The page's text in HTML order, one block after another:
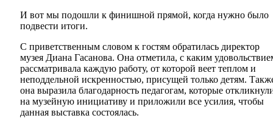
И вот мы подошли к финишной прямой, когда нужно было
подвести итоги.
С приветственным словом к гостям обратилась директор
музея Диана Гасанова. Она отметила, с каким
рассматривала каждую работу, от которой веет теплом и
неподдельной искренностью, присущей только детям.
она выразила благодарность педагогам, которые
на музейную инициативу и приложили все усилия, чтобы
данная выставка состоялась.